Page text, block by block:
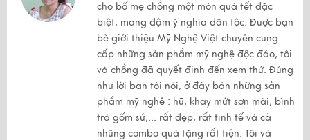
cho bố mẹ chồng một món quà tết đặc
biệt, mang đậm ý nghĩa dân tộc. Được bạn
bè giới thiệu Mỹ Nghệ Việt chuyên cung
cấp những sản phẩm mỹ nghệ độc đáo, tôi
và chồng đã quyết định đến xem thử. Đúng
như lời bạn tôi nói, ở đây bán những sản
phẩm mỹ nghệ : hũ, khay mứt sơn mài, bình
trà gốm sứ,... rất đẹp, rất tinh tế và cả
những combo quà tặng rất tiện. Tôi và